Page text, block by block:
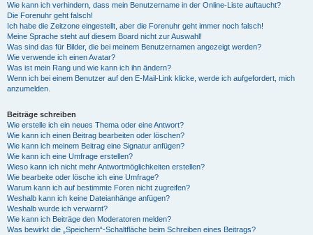
Wie kann ich verhindern, dass mein Benutzername in der Online-Liste auftaucht?
Die Forenuhr geht falsch!
Ich habe die Zeitzone eingestellt, aber die Forenuhr geht immer noch falsch!
Meine Sprache steht auf diesem Board nicht zur Auswahl!
Was sind das für Bilder, die bei meinem Benutzernamen angezeigt werden?
Wie verwende ich einen Avatar?
Was ist mein Rang und wie kann ich ihn ändern?
Wenn ich bei einem Benutzer auf den E-Mail-Link klicke, werde ich aufgefordert, mich
anzumelden.
Beiträge schreiben
Wie erstelle ich ein neues Thema oder eine Antwort?
Wie kann ich einen Beitrag bearbeiten oder löschen?
Wie kann ich meinem Beitrag eine Signatur anfügen?
Wie kann ich eine Umfrage erstellen?
Wieso kann ich nicht mehr Antwortmöglichkeiten erstellen?
Wie bearbeite oder lösche ich eine Umfrage?
Warum kann ich auf bestimmte Foren nicht zugreifen?
Weshalb kann ich keine Dateianhänge anfügen?
Weshalb wurde ich verwarnt?
Wie kann ich Beiträge den Moderatoren melden?
Was bewirkt die „Speichern“-Schaltfläche beim Schreiben eines Beitrags?